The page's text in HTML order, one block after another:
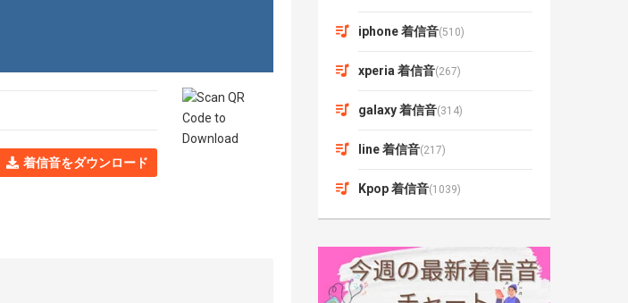
着信音をダウンロード
iphone 着信音(510)
xperia 着信音(267)
galaxy 着信音(314)
line 着信音(217)
Kpop 着信音(1039)